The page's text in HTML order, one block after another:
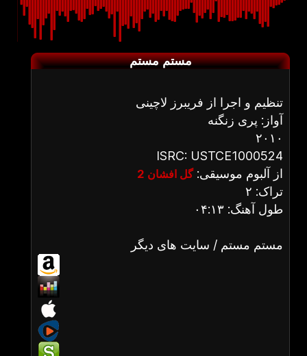
مستم مستم
تنظیم و اجرا از فریبرز لاچینی
آواز: پری زنگنه
۲۰۱۰
ISRC: USTCE1000524
از آلبوم موسیقی:گل افشان 2
تراک: ۲
طول آهنگ: ۰۴:۱۳
مستم مستم / سایت های دیگر